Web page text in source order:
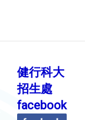
健行科大
招生處
facebook